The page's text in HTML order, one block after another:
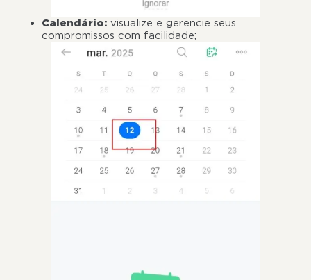
Calendário: visualize e gerencie seus
compromissos com facilidade;